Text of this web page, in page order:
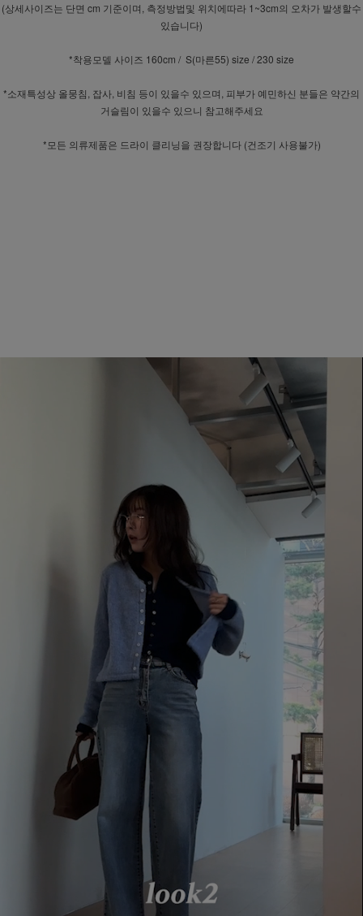
(상세사이즈는 단면 cm 기준이며, 측정방법및 위치에따라 1~3cm의 오차가 발생할수
있습니다)
*착용모델 사이즈 160cm / S(마른55) size / 230 size
*소재특성상 올뭉침, 잡사, 비침 등이 있을수 있으며, 피부가 예민하신 분들은 약간의
거슬림이 있을수 있으니 참고해주세요
*모든 의류제품은 드라이 클리닝을 권장합니다 (건조기 사용불가)